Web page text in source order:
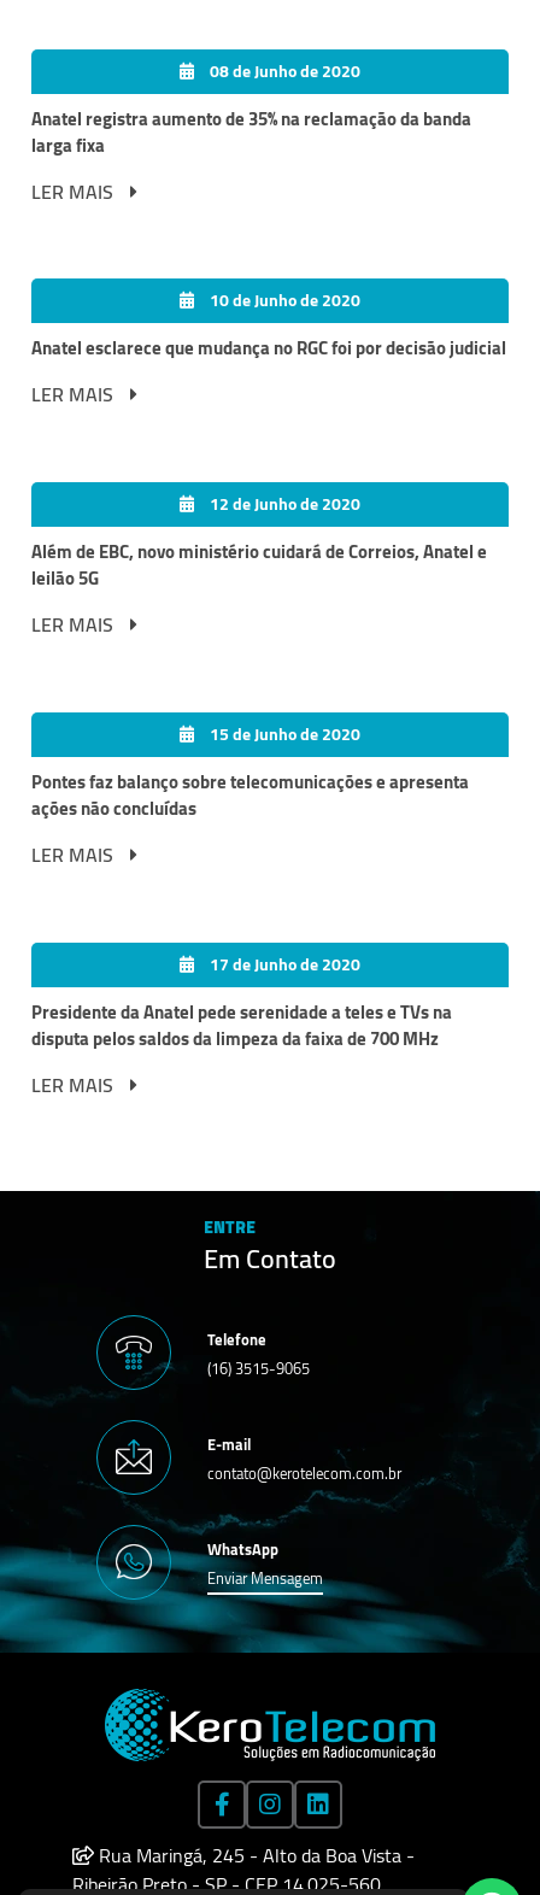
08 de Junho de 2020
Anatel registra aumento de 35% na reclamação da banda
larga fixa
LER MAIS
10 de Junho de 2020
Anatel esclarece que mudança no RGC foi por decisão judicial
LER MAIS
12 de Junho de 2020
Além de EBC, novo ministério cuidará de Correios, Anatel e
leilão 5G
LER MAIS
15 de Junho de 2020
Pontes faz balanço sobre telecomunicações e apresenta
ações não concluídas
LER MAIS
17 de Junho de 2020
Presidente da Anatel pede serenidade a teles e TVs na
disputa pelos saldos da limpeza da faixa de 700 MHz
LER MAIS
ENTRE
Em Contato
Telefone
(16) 3515-9065
E-mail
contato@kerotelecom.com.br
WhatsApp
Enviar Mensagem
Rua Maringá, 245 - Alto da Boa Vista -
Ribeirão Preto - SP - CEP 14.025-560